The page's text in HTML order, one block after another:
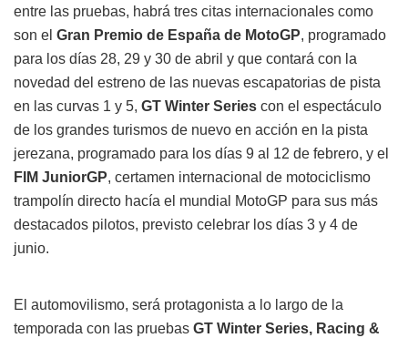
entre las pruebas, habrá tres citas internacionales como
son el Gran Premio de España de MotoGP, programado
para los días 28, 29 y 30 de abril y que contará con la
novedad del estreno de las nuevas escapatorias de pista
en las curvas 1 y 5, GT Winter Series con el espectáculo
de los grandes turismos de nuevo en acción en la pista
jerezana, programado para los días 9 al 12 de febrero, y el
FIM JuniorGP, certamen internacional de motociclismo
trampolín directo hacía el mundial MotoGP para sus más
destacados pilotos, previsto celebrar los días 3 y 4 de
junio.
El automovilismo, será protagonista a lo largo de la
temporada con las pruebas GT Winter Series, Racing &